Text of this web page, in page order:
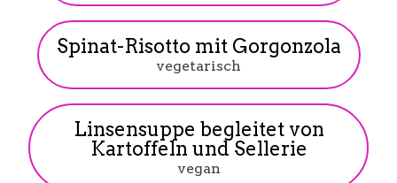
Spinat-Risotto mit Gorgonzola
vegetarisch
Linsensuppe begleitet von
Kartoffeln und Sellerie
vegan